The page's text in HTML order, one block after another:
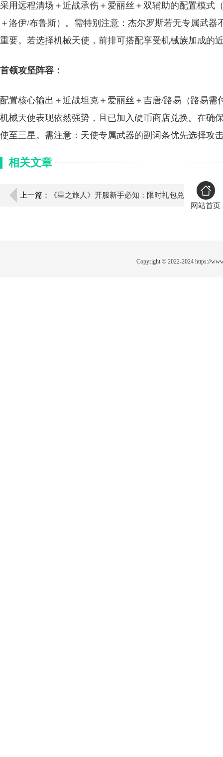
采用远程清场＋近战承伤＋爱丽丝＋双辅助的配置模式
＋洛伊/布鲁斯）。需特别注意：杰尔罗斯若无专属武
重要。若选择机械天使，前排可搭配享受机械族加成的
首领攻坚阵容：
配置核心输出＋近战坦克＋爱丽丝＋吉唐/路易（路易
机械天使表现依然强势，且已加入硬币商店兑换。在确
使至三星。需注意：天使专属武器的副词条优先选择攻
相关文章
上一篇： 《星之旅人》开服新手必知：限时礼包兑
网站首页
Copyright © 2022-2024 https://